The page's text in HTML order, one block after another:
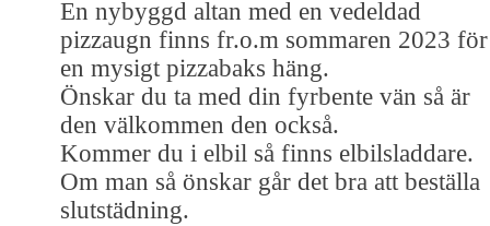
En nybyggd altan med en vedeldad
pizzaugn finns fr.o.m sommaren 2023 för
en mysigt pizzabaks häng.
Önskar du ta med din fyrbente vän så är
den välkommen den också.
Kommer du i elbil så finns elbilsladdare.
Om man så önskar går det bra att beställa
slutstädning.